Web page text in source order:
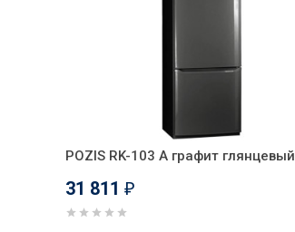
POZIS RK-103 А графит глянцевый
31 811 ₽